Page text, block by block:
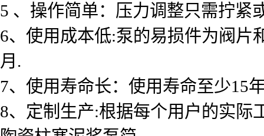
5 、操作简单：压力调整只需拧紧
6、使用成本低:泵的易损件为阀片
月.
7、使用寿命长：使用寿命至少15
8、定制生产:根据每个用户的实际